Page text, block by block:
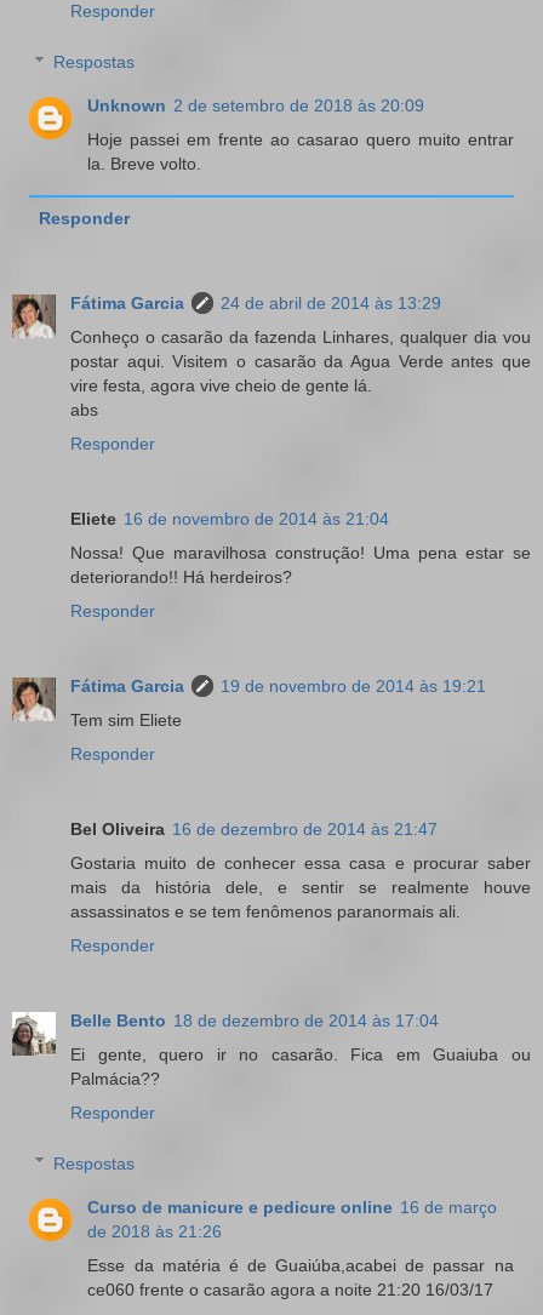
Responder
Respostas
Unknown 2 de setembro de 2018 às 20:09
Hoje passei em frente ao casarao quero muito entrar
la. Breve volto.
Responder
Fátima Garcia
24 de abril de 2014 às 13:29
Conheço o casarão da fazenda Linhares, qualquer dia vou
postar aqui. Visitem o casarão da Agua Verde antes que
vire festa, agora vive cheio de gente lá.
abs
Responder
Eliete 16 de novembro de 2014 às 21:04
Nossa! Que maravilhosa construção! Uma pena estar se
deteriorando!! Há herdeiros?
Responder
Fátima Garcia
19 de novembro de 2014 às 19:21
Tem sim Eliete
Responder
Bel Oliveira 16 de dezembro de 2014 às 21:47
Gostaria muito de conhecer essa casa e procurar saber
mais da história dele, e sentir se realmente houve
assassinatos e se tem fenômenos paranormais ali.
Responder
Belle Bento 18 de dezembro de 2014 às 17:04
Ei gente, quero ir no casarão. Fica em Guaiuba ou
Palmácia??
Responder
Respostas
Curso de manicure e pedicure online 16 de março
de 2018 às 21:26
Esse da matéria é de Guaiúba,acabei de passar na
ce060 frente o casarão agora a noite 21:20 16/03/17